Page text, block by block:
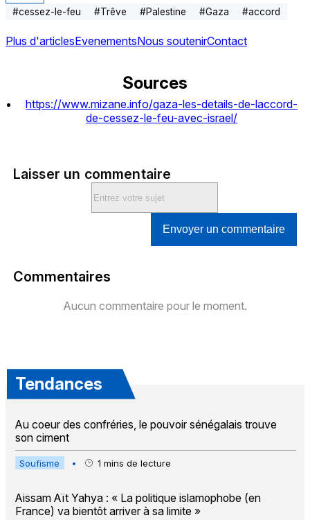
#cessez-le-feu #Trêve #Palestine #Gaza #accord
Plus d'articlesEvenementsNous soutenirContact
Sources
https://www.mizane.info/gaza-les-details-de-laccord-
de-cessez-le-feu-avec-israel/
Laisser un commentaire
Envoyer un commentaire
Commentaires
Aucun commentaire pour le moment.
Tendances
Au coeur des confréries, le pouvoir sénégalais trouve
son ciment
Soufisme • 1 mins de lecture
Aissam Aït Yahya : « La politique islamophobe (en
France) va bientôt arriver à sa limite »